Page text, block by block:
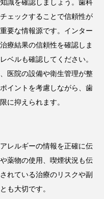
識を確認しましょう。歯科
ェックすることで信頼性が
要な情報源です。インター
療結果の信頼性を確認しま
ベルも確認してください。
医院の設備や衛生管理が整
イントを考慮しながら、歯
に抑えられます。
レルギーの情報を正確に伝
薬物の使用、喫煙状況も伝
れている治療のリスクや副
も大切です。